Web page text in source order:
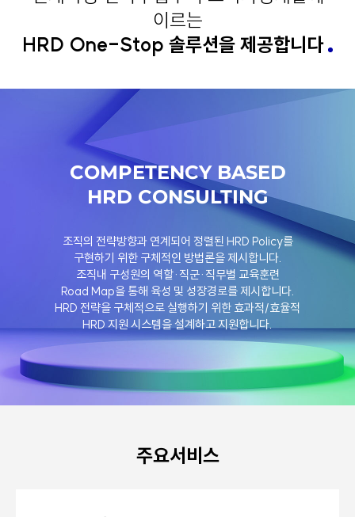
이르는
HRD One-Stop 솔루션을 제공합니다
COMPETENCY BASED
HRD CONSULTING
조직의 전략방향과 연계되어 정렬된 HRD Policy를
구현하기 위한 구체적인 방법론을 제시합니다.
조직내 구성원의 역할·직군·직무별 교육훈련
Road Map을 통해 육성 및 성장경로를 제시합니다.
HRD 전략을 구체적으로 실행하기 위한 효과적/효율적
HRD 지원 시스템을 설계하고 지원합니다.
주요서비스
국내최고